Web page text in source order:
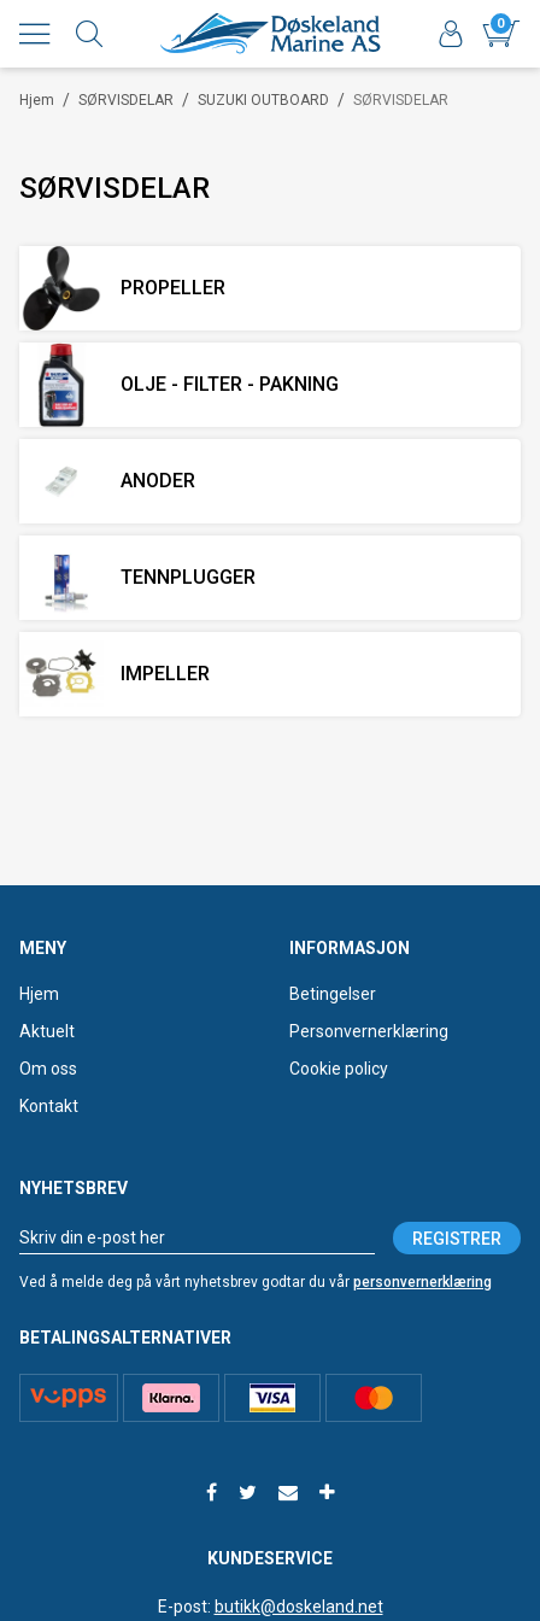
0
/
Hjem /
SØRVISDELAR /
SUZUKI OUTBOARD SØRVISDELAR
SØRVISDELAR
PROPELLER
OLJE - FILTER - PAKNING
ANODER
TENNPLUGGER
IMPELLER
MENY
Hjem
Aktuelt
Om oss
Kontakt
INFORMASJON
Betingelser
Personvernerklæring
Cookie policy
NYHETSBREV
REGISTRER
Ved å melde deg på vårt nyhetsbrev godtar du vår personvernerklæring
BETALINGSALTERNATIVER
KUNDESERVICE
E-post: butikk@doskeland.net